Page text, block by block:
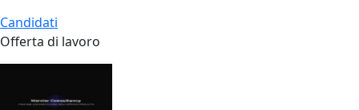
Candidati
Offerta di lavoro